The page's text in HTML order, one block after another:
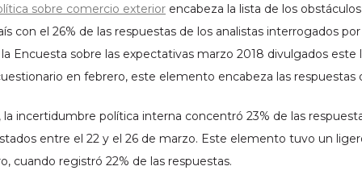
sobre comercio exterior encabeza la lista de los
con el 26% de las respuestas de los analistas interrogados
la Encuesta sobre las expectativas marzo 2018 divulgados este
en febrero, este elemento encabeza las respuestas
la incertidumbre política interna concentró 23% de las
entre el 22 y el 26 de marzo. Este elemento tuvo un
cuando registró 22% de las respuestas.